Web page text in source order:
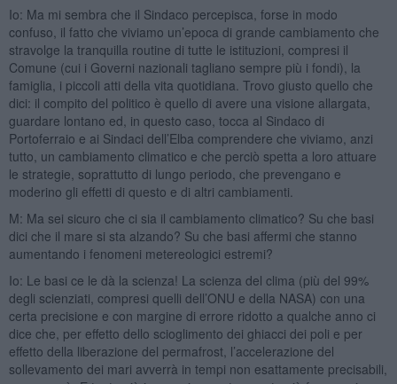
Io: Ma mi sembra che il Sindaco percepisca, forse in modo
confuso, il fatto che viviamo un’epoca di grande cambiamento che
stravolge la tranquilla routine di tutte le istituzioni, compresi il
Comune (cui i Governi nazionali tagliano sempre più i fondi), la
famiglia, i piccoli atti della vita quotidiana. Trovo giusto quello che
dici: il compito del politico è quello di avere una visione allargata,
guardare lontano ed, in questo caso, tocca al Sindaco di
Portoferraio e ai Sindaci dell’Elba comprendere che viviamo, anzi
tutto, un cambiamento climatico e che perciò spetta a loro attuare
le strategie, soprattutto di lungo periodo, che prevengano e
moderino gli effetti di questo e di altri cambiamenti.
M: Ma sei sicuro che ci sia il cambiamento climatico? Su che basi
dici che il mare si sta alzando? Su che basi affermi che stanno
aumentando i fenomeni metereologici estremi?
Io: Le basi ce le dà la scienza! La scienza del clima (più del 99%
degli scienziati, compresi quelli dell’ONU e della NASA) con una
certa precisione e con margine di errore ridotto a qualche anno ci
dice che, per effetto dello scioglimento dei ghiacci dei poli e per
effetto della liberazione del permafrost, l’accelerazione del
sollevamento dei mari avverrà in tempi non esattamente precisabili,